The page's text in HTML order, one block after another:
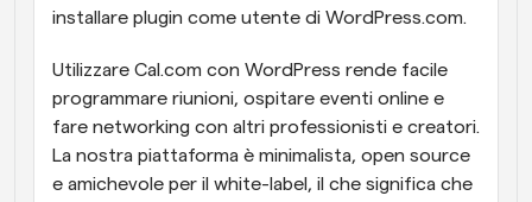
installare plugin come utente di WordPress.com.
Utilizzare Cal.com con WordPress rende facile
programmare riunioni, ospitare eventi online e
fare networking con altri professionisti e creatori.
La nostra piattaforma è minimalista, open source
e amichevole per il white-label, il che significa che